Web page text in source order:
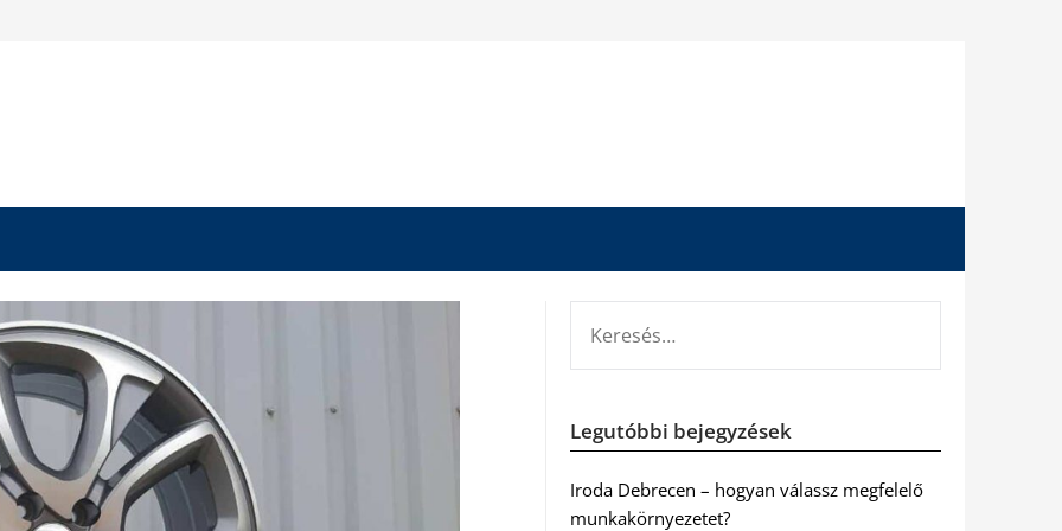
Legutóbbi bejegyzések
Iroda Debrecen – hogyan válassz megfelelő
munkakörnyezetet?